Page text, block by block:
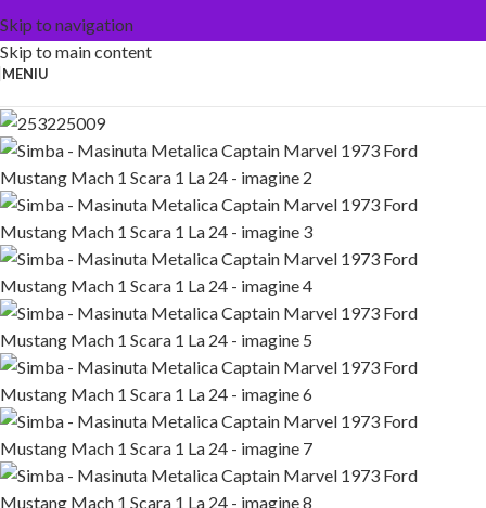
Skip to navigation
Skip to main content
MENIU